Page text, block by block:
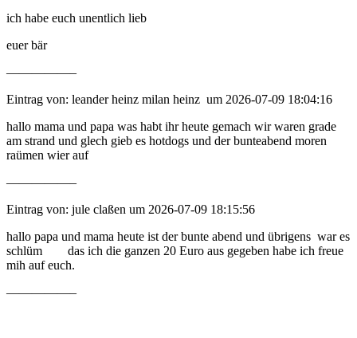
ich habe euch unentlich lieb
euer bär
—————–
Eintrag von: leander heinz milan heinz um 2026-07-09 18:04:16
hallo mama und papa was habt ihr heute gemach wir waren grade
am strand und glech gieb es hotdogs und der bunteabend moren
raümen wier auf
—————–
Eintrag von: jule claßen um 2026-07-09 18:15:56
hallo papa und mama heute ist der bunte abend und übrigens war es
schlüm das ich die ganzen 20 Euro aus gegeben habe ich freue
mih auf euch.
—————–